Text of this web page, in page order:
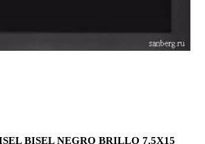
BISEL NEGRO BRILLO 7,5X15